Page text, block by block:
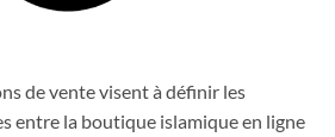
de vente visent à définir les
entre la boutique islamique en ligne